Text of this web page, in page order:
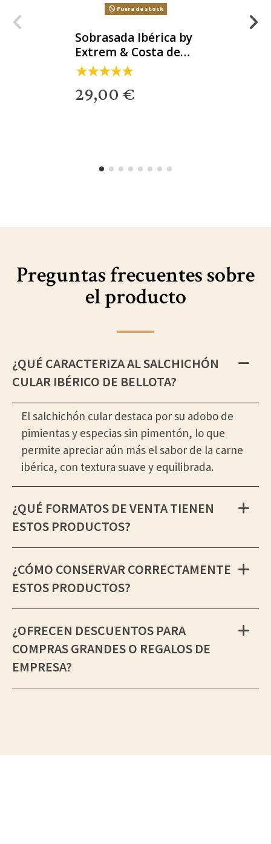
Fuera de stock
Sobrasada Ibérica by
Extrem & Costa de
Salazar
29,00 €
Preguntas frecuentes sobre
el producto
¿QUÉ CARACTERIZA AL SALCHICHÓN
CULAR IBÉRICO DE BELLOTA?
El salchichón cular destaca por su adobo de
pimientas y especias sin pimentón, lo que
permite apreciar aún más el sabor de la carne
ibérica, con textura suave y equilibrada.
¿QUÉ FORMATOS DE VENTA TIENEN
ESTOS PRODUCTOS?
¿CÓMO CONSERVAR CORRECTAMENTE
ESTOS PRODUCTOS?
¿OFRECEN DESCUENTOS PARA
COMPRAS GRANDES O REGALOS DE
EMPRESA?